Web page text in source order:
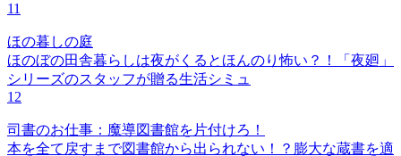
11
ほの暮しの庭
ほのぼの田舎暮らしは夜がくるとほんのり怖い？！「夜廻」
シリーズのスタッフが贈る生活シミュ
12
司書のお仕事：魔導図書館を片付けろ！
本を全て戻すまで図書館から出られない！？膨大な蔵書を適